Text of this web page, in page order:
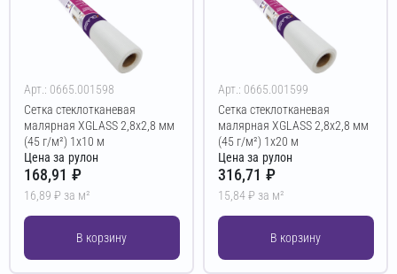
Арт.: 0665.001598
Сетка стеклотканевая
малярная XGLASS 2,8х2,8 мм
(45 г/м²) 1х10 м
Цена за рулон
168,91 ₽
16,89 ₽ за м²
В корзину
Арт.: 0665.001599
Сетка стеклотканевая
малярная XGLASS 2,8х2,8 мм
(45 г/м²) 1х20 м
Цена за рулон
316,71 ₽
15,84 ₽ за м²
В корзину